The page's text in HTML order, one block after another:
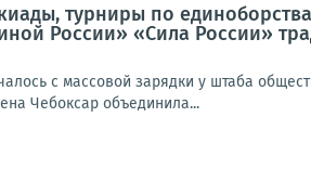
турниры по
России» «Сила России»
с массовой зарядки у штаба
Чебоксар объединила...